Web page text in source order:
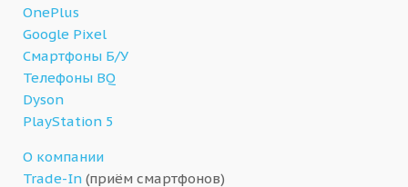
OnePlus
Google Pixel
Смартфоны Б/У
Телефоны BQ
Dyson
PlayStation 5
О компании
Trade-In (приём смартфонов)